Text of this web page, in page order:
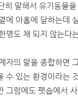
말해서 유기동물을
에 아홉에 달하는데
명도 채 되지 않는다
자의 말을 종합하면
수 있는 환경이라는
그럼에도 펫숍에서